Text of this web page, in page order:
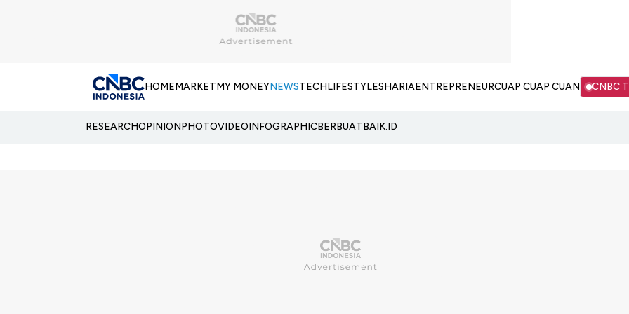
HOMEMARKETMY MONEYNEWSTECHLIFESTYLESHARIAENTREPRENEURCUAP CUAP CUAN CNBC
RESEARCHOPINIONPHOTOVIDEOINFOGRAPHICBERBUATBAIK.ID